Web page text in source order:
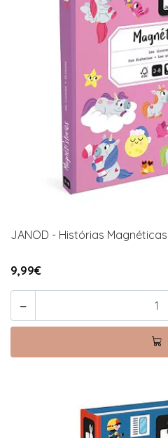
JANOD - Histórias
9,99€
-